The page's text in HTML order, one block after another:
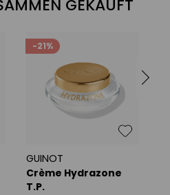
GEKAUFT
-21%
GUINOT
Crème Hydrazone
T.P.